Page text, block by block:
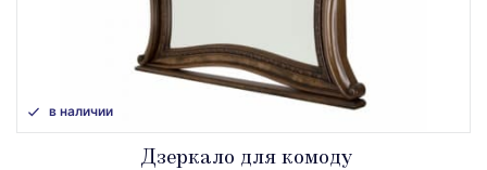
в наличии
Дзеркало для комоду